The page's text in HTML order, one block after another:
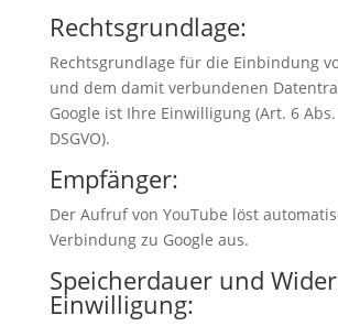
Rechtsgrundlage:
Rechtsgrundlage für die Einbindung
und dem damit verbundenen
Google ist Ihre Einwilligung (Art. 6
DSGVO).
Empfänger:
Der Aufruf von YouTube löst
Verbindung zu Google aus.
Speicherdauer und
Einwilligung: